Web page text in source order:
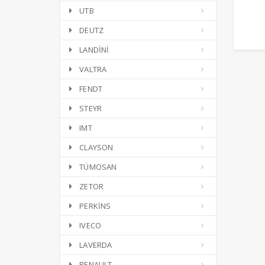
UTB
DEUTZ
LANDİNİ
VALTRA
FENDT
STEYR
IMT
CLAYSON
TÜMOSAN
ZETOR
PERKİNS
IVECO
LAVERDA